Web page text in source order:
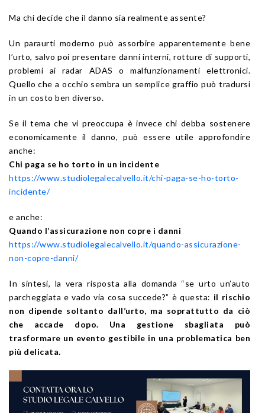
Ma chi decide che il danno sia realmente assente?
Un paraurti moderno può assorbire apparentemente bene
l’urto, salvo poi presentare danni interni, rotture di supporti,
problemi ai radar ADAS o malfunzionamenti elettronici.
Quello che a occhio sembra un semplice graffio può tradursi
in un costo ben diverso.
Se il tema che vi preoccupa è invece chi debba sostenere
economicamente il danno, può essere utile approfondire
anche:
Chi paga se ho torto in un incidente
https://www.studiolegalecalvello.it/chi-paga-se-ho-torto-
incidente/
e anche:
Quando l’assicurazione non copre i danni
https://www.studiolegalecalvello.it/quando-assicurazione-
non-copre-danni/
In sintesi, la vera risposta alla domanda “se urto un’auto
parcheggiata e vado via cosa succede?” è questa: il rischio
non dipende soltanto dall’urto, ma soprattutto da ciò
che accade dopo. Una gestione sbagliata può
trasformare un evento gestibile in una problematica ben
più delicata.